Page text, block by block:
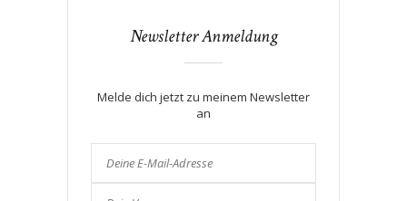
Newsletter Anmeldung
Melde dich jetzt zu meinem Newsletter
an